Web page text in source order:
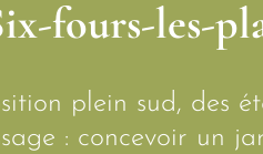
fours-les-
plein sud, des
: concevoir un